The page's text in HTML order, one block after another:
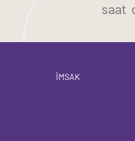
saat
İMSAK